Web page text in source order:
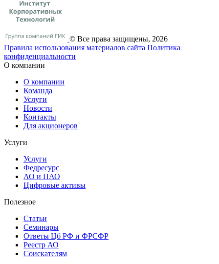
© Все права защищены, 2026
Правила использования материалов сайта Политика
конфиденциальности
О компании
О компании
Команда
Услуги
Новости
Контакты
Для акционеров
Услуги
Услуги
Федресурс
АО и ПАО
Цифровые активы
Полезное
Статьи
Cеминары
Ответы Цб РФ и ФРСФР
Реестр АО
Соискателям